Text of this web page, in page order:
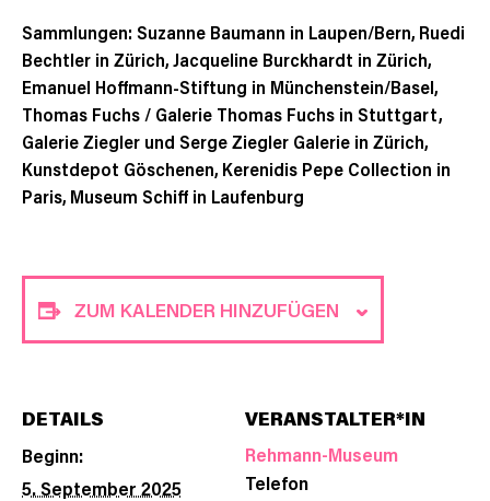
Sammlungen: Suzanne Baumann in Laupen/Bern, Ruedi
Bechtler in Zürich, Jacqueline Burckhardt in Zürich,
Emanuel Hoffmann-Stiftung in Münchenstein/Basel,
Thomas Fuchs / Galerie Thomas Fuchs in Stuttgart,
Galerie Ziegler und Serge Ziegler Galerie in Zürich,
Kunstdepot Göschenen, Kerenidis Pepe Collection in
Paris, Museum Schiff in Laufenburg
ZUM KALENDER HINZUFÜGEN
DETAILS
Beginn:
5. September 2025
VERANSTALTER*IN
Rehmann-Museum
Telefon